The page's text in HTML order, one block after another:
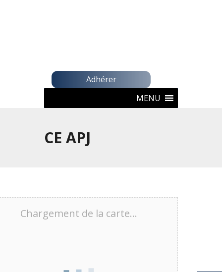
Adhérer
MENU
CE APJ
Chargement de la carte…